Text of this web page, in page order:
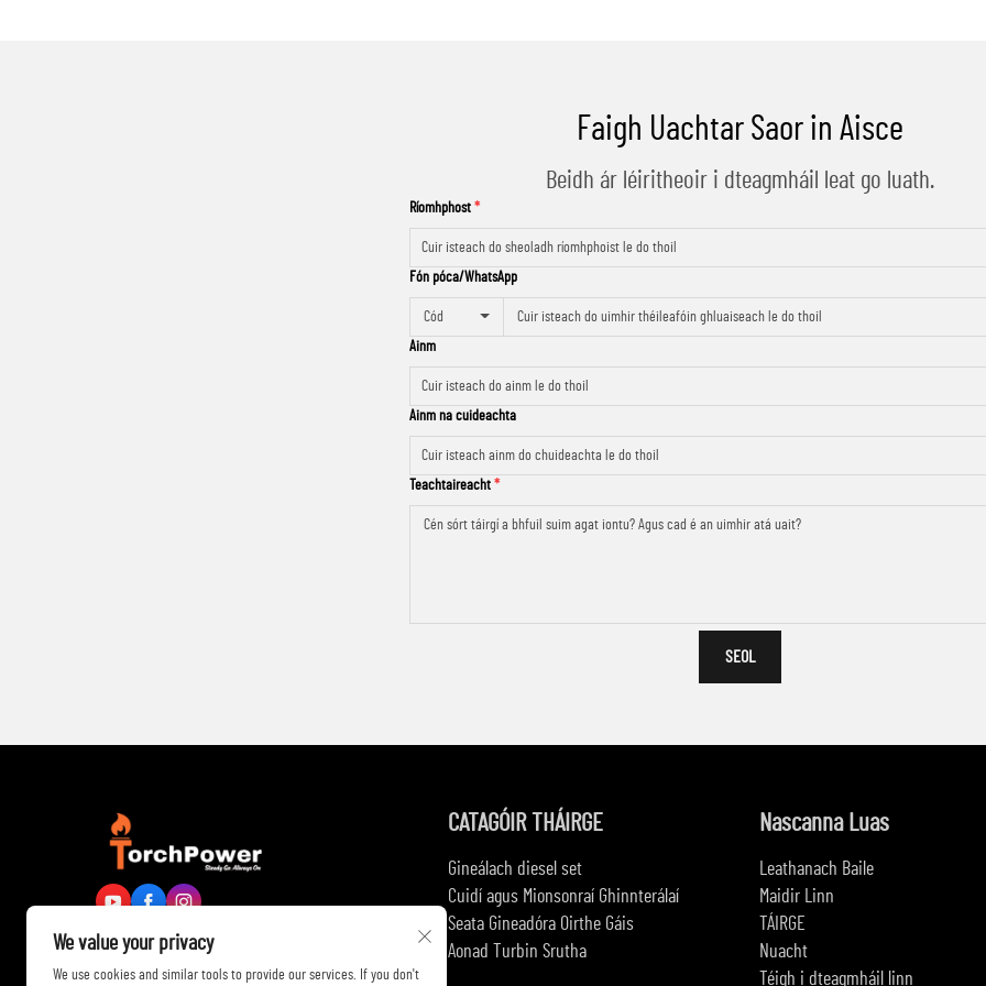
Faigh Uachtar Saor in Aisce
Beidh ár léiritheoir i dteagmháil leat go luath.
Ríomhphost
Fón póca/WhatsApp
Cód
Ainm
Ainm na cuideachta
Teachtaireacht
SEOL
CATAGÓIR THÁIRGE
Gineálach diesel set
Cuidí agus Mionsonraí Ghinnterálaí
Seata Gineadóra Oirthe Gáis
Aonad Turbin Srutha
Nascanna Luas
Leathanach Baile
Maidir Linn
TÁIRGE
Nuacht
Téigh i dteagmháil linn
We value your privacy
We use cookies and similar tools to provide our services. If you don't